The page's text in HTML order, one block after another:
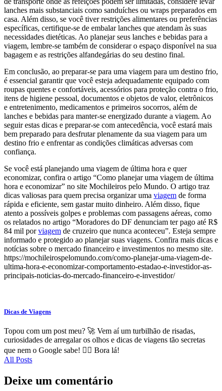
lanches mais substanciais como sanduíches ou wraps preparados em
casa. Além disso, se você tiver restrições alimentares ou preferências
específicas, certifique-se de embalar lanches que atendam às suas
necessidades dietéticas. Ao planejar seus lanches e bebidas para a
viagem, lembre-se também de considerar o espaço disponível na sua
bagagem e as restrições alfandegárias do seu destino final.
Em conclusão, ao preparar-se para uma viagem para um destino frio,
é essencial garantir que você esteja adequadamente equipado com
roupas quentes e confortáveis, acessórios para proteção contra o frio,
itens de higiene pessoal, documentos e objetos de valor, eletrônicos
e entretenimento, medicamentos e primeiros socorros, além de
lanches e bebidas para manter-se energizado durante a viagem. Ao
seguir estas dicas e preparar-se com antecedência, você estará mais
bem preparado para desfrutar plenamente da sua viagem para um
destino frio e enfrentar as condições climáticas adversas com
confiança.
Se você está planejando uma viagem de última hora e quer
economizar, confira o artigo “Como planejar uma viagem de última
hora e economizar” no site Mochileiros pelo Mundo. O artigo traz
dicas valiosas para quem precisa organizar uma viagem de forma
rápida e eficiente, sem gastar muito dinheiro. Além disso, fique
atento a possíveis golpes e problemas com passagens aéreas, como
os relatados no artigo “Moradores do DF denunciam ter pago até R$
84 mil porviagem de cruzeiro que nunca aconteceu”. Esteja sempre
informado e protegido ao planejar suas viagens. Confira mais dicas e
notícias sobre o mercado financeiro e investimentos no mesmo site.
https://mochileirospelomundo.com/como-planejar-uma-viagem-de-
ultima-hora-e-economizar-comportamento-estadao-e-investidor-as-
principais-noticias-do-mercado-financeiro-e-investidor/
Dicas de Viagens
Topou com um post meu? 🚀 Vem aí um turbilhão de risadas,
curiosidades de arregalar os olhos e dicas de viagens tão secretas
que nem o Google sabe! 🕵️‍♂️ Bora lá!
All Posts
Deixe um comentário